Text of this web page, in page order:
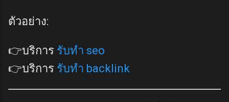
ตัวอย่าง:
👉บริการ รับทำ seo
👉บริการ รับทำ backlink